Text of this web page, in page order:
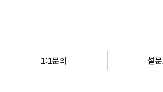
1:1문의 설